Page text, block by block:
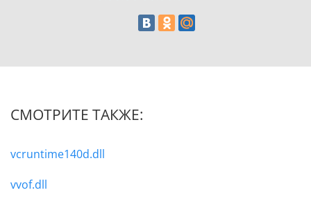
СМОТРИТЕ ТАКЖЕ:
vcruntime140d.dll
vvof.dll